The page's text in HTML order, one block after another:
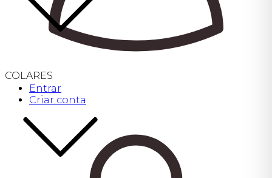
COLARES
Entrar
Criar conta